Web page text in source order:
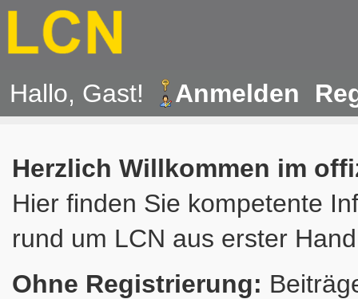
Hallo, Gast! Anmelden
Herzlich Willkommen im
Hier finden Sie kompetente
rund um LCN aus erster
Ohne Registrierung: